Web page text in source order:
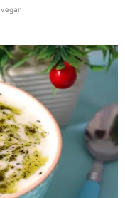
vegan